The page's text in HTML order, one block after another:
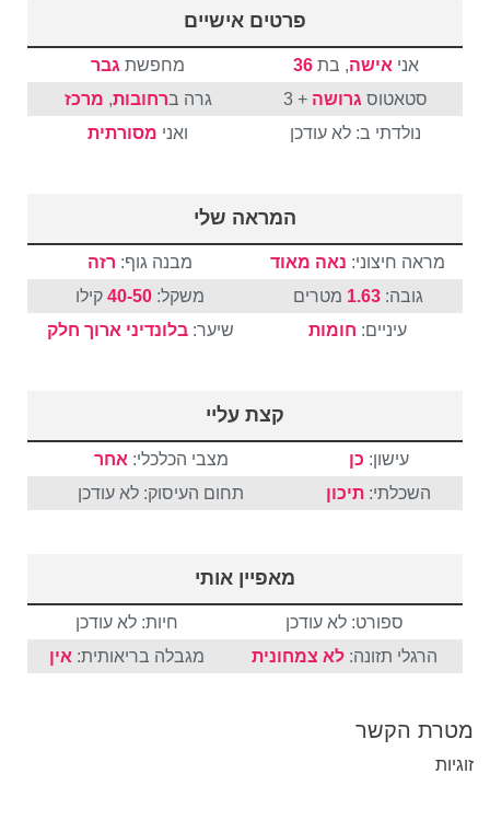
פרטים אישיים
אני אישה, בת36 מחפשת גבר
סטאטוס גרושה + 3 גרה ברחובות, מרכז
נולדתי ב: לא עודכן
ואני מסורתית
המראה שלי
מראה חיצוני: נאה מאוד מבנה גוף: רזה
גובה:1.63 מטרים משקל: 40-50 קילו
עיניים: חומות שיער:בלונדיני ארוך חלק
קצת עליי
עישון: כן מצבי הכלכלי: אחר
השכלתי: תיכון תחום העיסוק: לא עודכן
מאפיין אותי
ספורט: לא עודכן
חיות: לא עודכן
הרגלי תזונה: לא צמחונית מגבלה בריאותית: אין
מטרת הקשר
זוגיות